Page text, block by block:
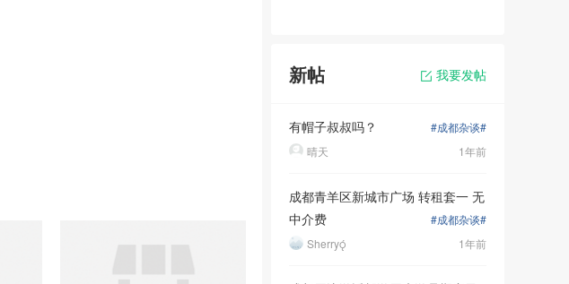
新帖 我要发帖
有帽子叔叔吗？
#成都杂谈#
1年前
晴天
成都青羊区新城市广场 转租套一 无
中介费
#成都杂谈#
1年前
Sherry